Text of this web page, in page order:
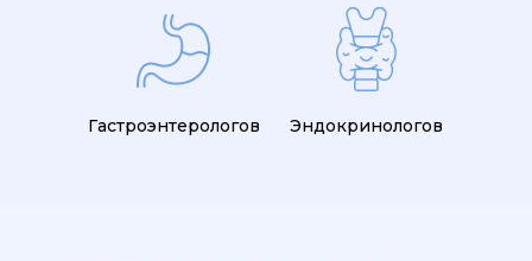
Гастроэнтерологов Эндокринологов